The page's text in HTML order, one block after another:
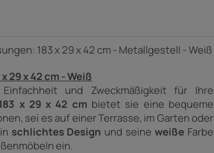
183 x 29 x 42 cm - Metallgestell - Weiß
29 x 42 cm - Weiß
und Zweckmäßigkeit für Ihre
x 29 x 42 cm bietet sie eine bequeme
sei es auf einer Terrasse, im Garten oder
schlichtes Design und seineweiße Farbe
ein.